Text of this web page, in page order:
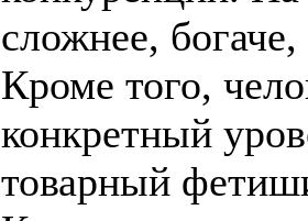
сложнее,
Кроме того,
конкретный
товарный